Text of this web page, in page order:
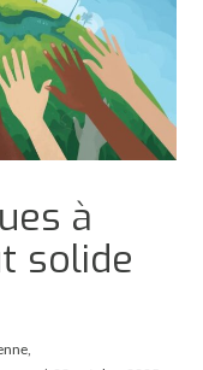
à
solide